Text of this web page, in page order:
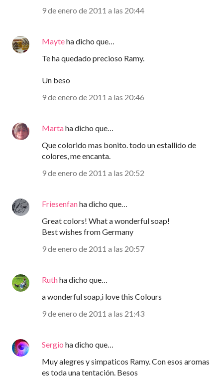
9 de enero de 2011 a las 20:44
Mayteha dicho que…
Te ha quedado precioso Ramy.
Un beso
9 de enero de 2011 a las 20:46
Martaha dicho que…
Que colorido mas bonito. todo un estallido de
colores, me encanta.
9 de enero de 2011 a las 20:52
Friesenfanha dicho que…
Great colors! What a wonderful soap!
Best wishes from Germany
9 de enero de 2011 a las 20:57
Ruthha dicho que…
a wonderful soap,i love this Colours
9 de enero de 2011 a las 21:43
Sergio ha dicho que…
Muy alegres y simpaticos Ramy. Con esos aromas
es toda una tentación. Besos